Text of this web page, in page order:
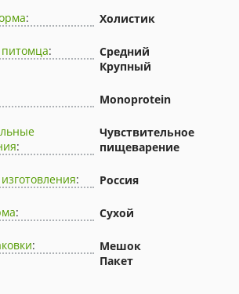
: Холистик
:
Средний
Крупный
Monoprotein
:
Чувствительное
пищеварение
: Россия
: Сухой
:
Мешок
Пакет